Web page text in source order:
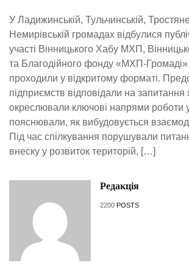
У Ладижинській, Тульчинській,
Немирівській громадах відбулися
участі Вінницького Хабу МХП,
та Благодійного фонду «МХП-Громаді».
проходили у відкритому форматі.
підприємств відповідали на запитання
окреслювали ключові напрями роботи у
пояснювали, як вибудовується
Під час спілкування порушували
внеску у розвиток територій, […]
Редакція
2200 POSTS